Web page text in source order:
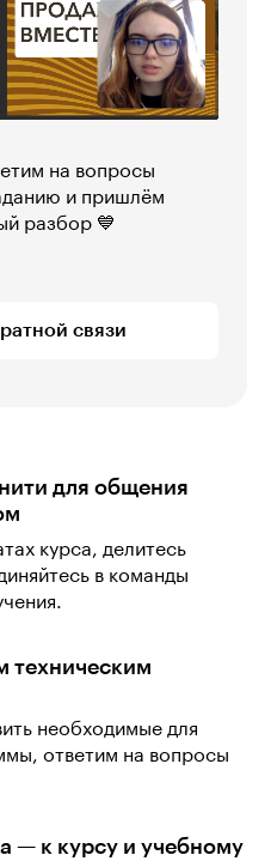
на вопросы
и пришлём
разбор 💙
связи
для общения
курса, делитесь
в команды
техническим
необходимые для
ответим на вопросы
— к курсу и учебному